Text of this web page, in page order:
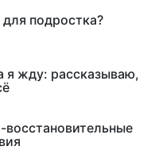
подростка?
я жду: рассказываю,